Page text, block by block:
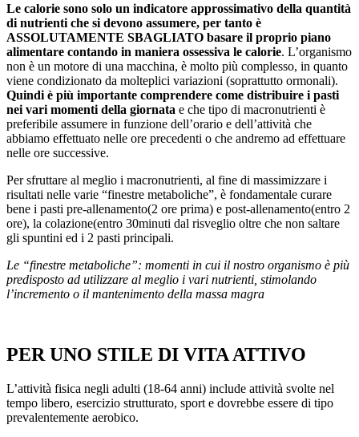
Le calorie sono solo un indicatore approssimativo della quantità
di nutrienti che si devono assumere, per tanto è
ASSOLUTAMENTE SBAGLIATO basare il proprio piano
alimentare contando in maniera ossessiva le calorie. L’organismo
non è un motore di una macchina, è molto più complesso, in quanto
viene condizionato da molteplici variazioni (soprattutto ormonali).
Quindi è più importante comprendere come distribuire i pasti
nei vari momenti della giornata e che tipo di macronutrienti è
preferibile assumere in funzione dell’orario e dell’attività che
abbiamo effettuato nelle ore precedenti o che andremo ad effettuare
nelle ore successive.
Per sfruttare al meglio i macronutrienti, al fine di massimizzare i
risultati nelle varie “finestre metaboliche”, è fondamentale curare
bene i pasti pre-allenamento(2 ore prima) e post-allenamento(entro 2
ore), la colazione(entro 30minuti dal risveglio oltre che non saltare
gli spuntini ed i 2 pasti principali.
Le “finestre metaboliche”: momenti in cui il nostro organismo è più
predisposto ad utilizzare al meglio i vari nutrienti, stimolando
l’incremento o il mantenimento della massa magra
PER UNO STILE DI VITA ATTIVO
L’attività fisica negli adulti (18-64 anni) include attività svolte nel
tempo libero, esercizio strutturato, sport e dovrebbe essere di tipo
prevalentemente aerobico.